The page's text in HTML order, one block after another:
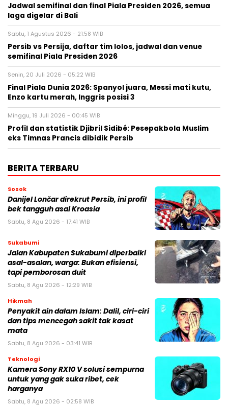
Jadwal semifinal dan final Piala Presiden 2026, semua
laga digelar di Bali
Sabtu, 1 Agustus 2026 - 21:58 WIB
Persib vs Persija, daftar tim lolos, jadwal dan venue
semifinal Piala Presiden 2026
Senin, 20 Juli 2026 - 05:22 WIB
Final Piala Dunia 2026: Spanyol juara, Messi mati kutu,
Enzo kartu merah, Inggris posisi 3
Minggu, 19 Juli 2026 - 00:45 WIB
Profil dan statistik Djibril Sidibé: Pesepakbola Muslim
eks Timnas Prancis dibidik Persib
BERITA TERBARU
Sosok
Danijel Lončar direkrut Persib, ini profil
bek tangguh asal Kroasia
Sabtu, 8 Agu 2026 - 17:41 WIB
Sukabumi
Jalan Kabupaten Sukabumi diperbaiki
asal-asalan, warga: Bukan efisiensi,
tapi pemborosan duit
Sabtu, 8 Agu 2026 - 12:29 WIB
Hikmah
Penyakit ain dalam Islam: Dalil, ciri-ciri
dan tips mencegah sakit tak kasat
mata
Sabtu, 8 Agu 2026 - 03:41 WIB
Teknologi
Kamera Sony RX10 V solusi sempurna
untuk yang gak suka ribet, cek
harganya
Sabtu, 8 Agu 2026 - 02:58 WIB